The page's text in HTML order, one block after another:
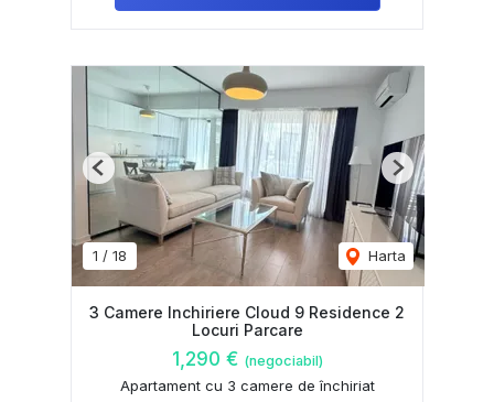
1 / 18 Harta
Previous Next
3 Camere Inchiriere Cloud 9 Residence 2
Locuri Parcare
1,290 € (negociabil)
Apartament cu 3 camere de închiriat